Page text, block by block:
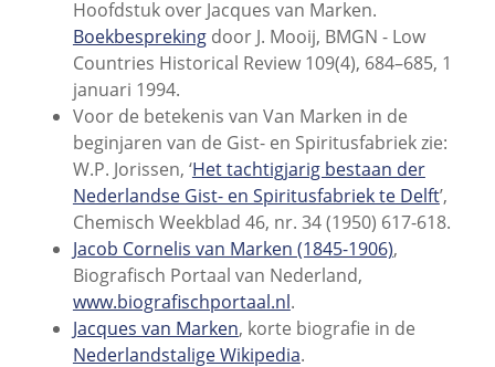
Hoofdstuk over Jacques van Marken.
Boekbesprekingdoor J. Mooij, BMGN - Low
Countries Historical Review 109(4), 684–685, 1
januari 1994.
Voor de betekenis van Van Marken in de
beginjaren van de Gist- en Spiritusfabriek zie:
W.P. Jorissen, ‘Het tachtigjarig bestaan der
Nederlandse Gist- en Spiritusfabriek te Delft’,
Chemisch Weekblad 46, nr. 34 (1950) 617-618.
Jacob Cornelis van Marken (1845-1906),
Biografisch Portaal van Nederland,
www.biografischportaal.nl.
Jacques van Marken, korte biografie in de
Nederlandstalige Wikipedia.